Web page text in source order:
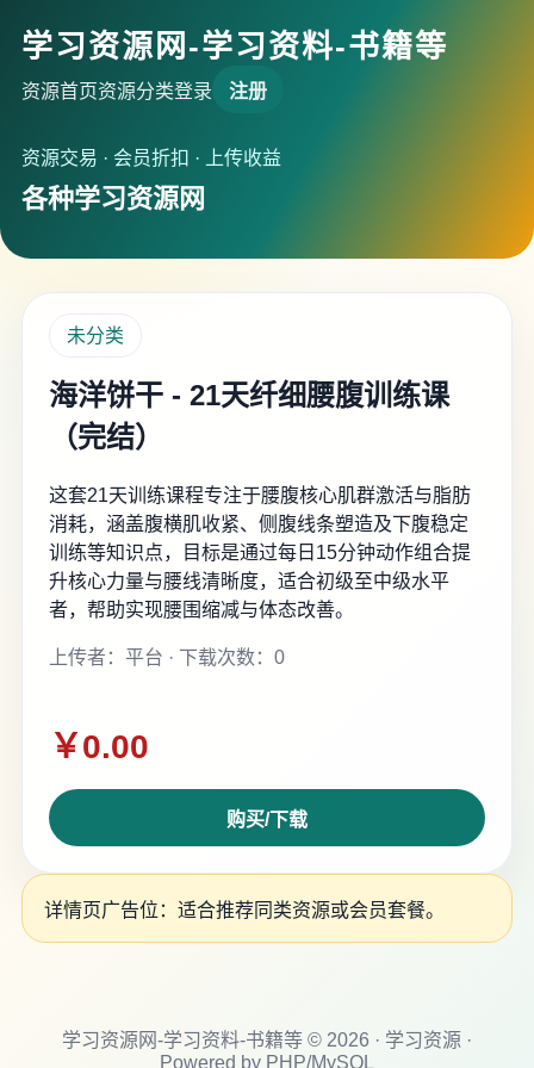
学习资源网-学习资料-书籍等
资源首页资源分类登录 注册
资源交易 · 会员折扣 · 上传收益
各种学习资源网
未分类
海洋饼干 - 21天纤细腰腹训练课
（完结）
这套21天训练课程专注于腰腹核心肌群激活与脂肪
消耗，涵盖腹横肌收紧、侧腹线条塑造及下腹稳定
训练等知识点，目标是通过每日15分钟动作组合提
升核心力量与腰线清晰度，适合初级至中级水平
者，帮助实现腰围缩减与体态改善。
上传者：平台 · 下载次数：0
￥0.00
购买/下载
详情页广告位：适合推荐同类资源或会员套餐。
学习资源网-学习资料-书籍等 © 2026 · 学习资源 ·
Powered by PHP/MySQL